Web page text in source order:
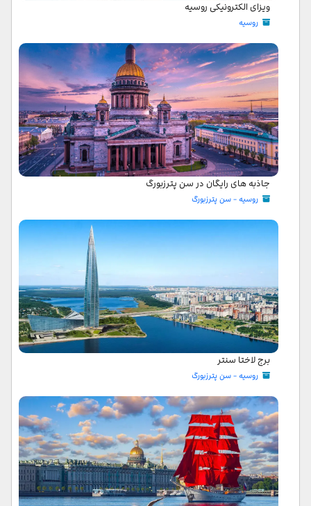
ویزای الکترونیکی روسیه
روسیه
جاذبه های رایگان در سن پترزبورگ
روسیه - سن پترزبورگ
برج لاختا سنتر
روسیه - سن پترزبورگ